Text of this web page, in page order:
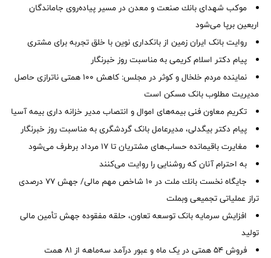
موكب شهدای بانك صنعت و معدن در مسیر پیاده‌روی جاماندگان
اربعین برپا می‌شود
روایت بانک ایران زمین از بانکداری نوین با خلق تجربه برای مشتری
پیام دکتر اسلام کریمی به مناسبت روز خبرنگار
نماینده مردم خلخال و کوثر در مجلس: کاهش ۱۰۰ همتی ناترازی حاصل
مدیریت مطلوب بانک مسکن است
تکریم معاون فنی بیمه‌های اموال و انتصاب مدیر خزانه داری بیمه آسیا
پیام دکتر بیگدلی، مدیرعامل بانک گردشگری به مناسبت روز خبرنگار
مغایرت‌ باقیمانده حساب‌های مشتریان تا ۱۷ مرداد برطرف می‌شود
به احترام آنان که روشنایی را روایت می‌کنند
جایگاه نخست بانك ملت در 10 شاخص مهم مالی/ جهش 77 درصدی
تراز عملیاتی تجمیعی وبملت
افزایش سرمایه بانک توسعه تعاون، حلقه مفقوده جهش تأمین مالی
تولید
فروش 54 همتی در یک ماه و عبور درآمد سه‌ماهه از 81 همت